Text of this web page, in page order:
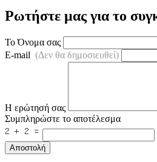
Ρωτήστε μας για το
Το Όνομα σας
E-mail (Δεν θα δημοσιευθεί)
Η ερώτησή σας
Συμπληρώστε το αποτέλεσμα
Αποστολή